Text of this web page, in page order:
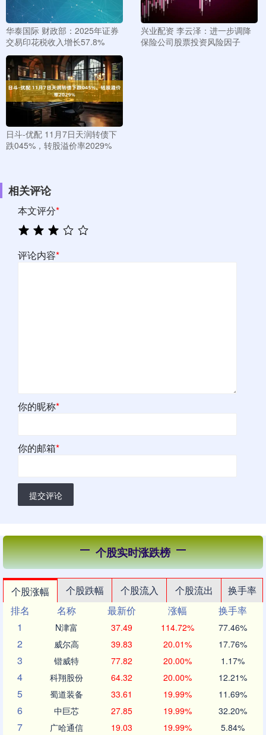
华泰国际 财政部：2025年证券
交易印花税收入增长57.8%
兴业配资 李云泽：进一步调降
保险公司股票投资风险因子
日斗-优配 11月7日天润转债下
跌045%，转股溢价率2029%
相关评论
本文评分*
评论内容*
你的昵称*
你的邮箱*
提交评论
个股实时涨跌榜
个股涨幅 个股跌幅 个股流入 个股流出
换手率
排名
名称 最新价 涨幅
换手率
1
N津富 37.49 114.72% 77.46%
2 威尔高 39.83 20.01% 17.76%
3 锴威特 77.82 20.00% 1.17%
4 科翔股份 64.32 20.00% 12.21%
5 蜀道装备 33.61 19.99% 11.69%
6 中巨芯 27.85 19.99% 32.20%
7 广哈通信 19.03 19.99% 5.84%